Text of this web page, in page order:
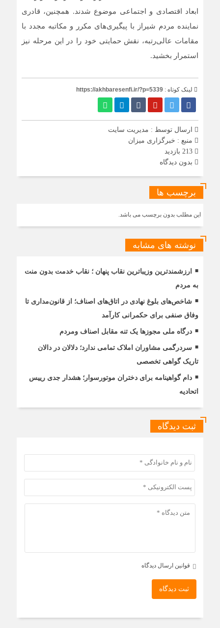
ابعاد اقتصادی و اجتماعی موضوع شدند. همچنین، قادری
نماینده مردم شیراز با پیگیری‌های مکرر و مکاتبه مجدد با
مقامات عالی‌رتبه، نقش حمایتی خود را در این مرحله نیز
استمرار بخشید.
لینک کوتاه : https://akhbaresenfi.ir/?p=5339
ارسال توسط : مدیریت سایت
منبع : خبرگزاری میزان
بدون دیدگاه
برچسب ها
این مطلب بدون برچسب می باشد.
نوشته های مشابه
ارزشمندترین وزیباترین نقاب پنهان ؛ نقاب خدمت بدون منت
به مردم
شاخص‌های بلوغ نهادی در اتاق‌های اصناف؛ از قانون‌مداری تا
وفاق صنفی برای حکمرانی کارآمد
درگاه ملی مجوزها یک تنه مقابل اصناف ومردم
سردرگمی مشاوران املاک تمامی ندارد؛ دلالان در دالان
تاریک گواهی تخصصی
دام گواهینامه برای دختران موتورسوار؛ هشدار جدی رییس
اتحادیه
ثبت دیدگاه
قوانین ارسال دیدگاه
ثبت دیدگاه